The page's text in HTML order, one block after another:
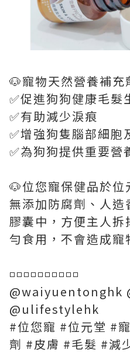
🐶寵物天然營養補
✅️促進狗狗健康毛髮
✅️有助減少淚痕
✅️增強狗隻腦部細胞
✅️為狗狗提供重要營
🐶位您寵保健品於位
無添加防腐劑、人
膠囊中，方便主人
勻食用，不會造成寵
◽️◽️◽️◽️◽️◽️◽️◽️◽️◽️
@waiyuentonghk
@ulifestylehk
#位您寵 #位元堂 #
劑 #皮膚 #毛髮 #減